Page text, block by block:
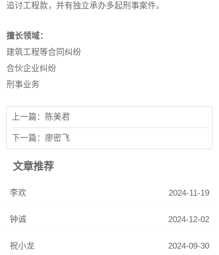
追讨工程款，并有独立承办多起刑事案件。
擅长领域：
建筑工程等合同纠纷
合伙企业纠纷
刑事业务
上一篇：陈美君
下一篇：廖密飞
文章推荐
李欢 2024-11-19
钟诚 2024-12-02
祝小龙 2024-09-30